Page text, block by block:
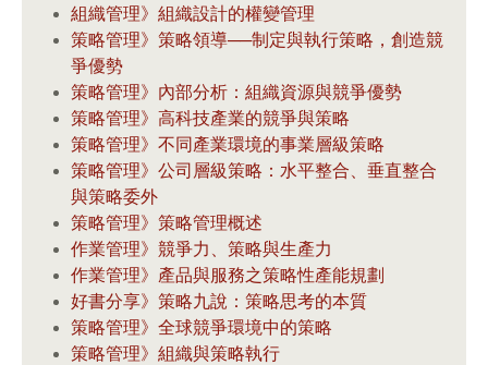
組織管理》組織設計的權變管理
策略管理》策略領導──制定與執行策略，創造競
爭優勢
策略管理》內部分析：組織資源與競爭優勢
策略管理》高科技產業的競爭與策略
策略管理》不同產業環境的事業層級策略
策略管理》公司層級策略：水平整合、垂直整合
與策略委外
策略管理》策略管理概述
作業管理》競爭力、策略與生產力
作業管理》產品與服務之策略性產能規劃
好書分享》策略九說：策略思考的本質
策略管理》全球競爭環境中的策略
策略管理》組織與策略執行